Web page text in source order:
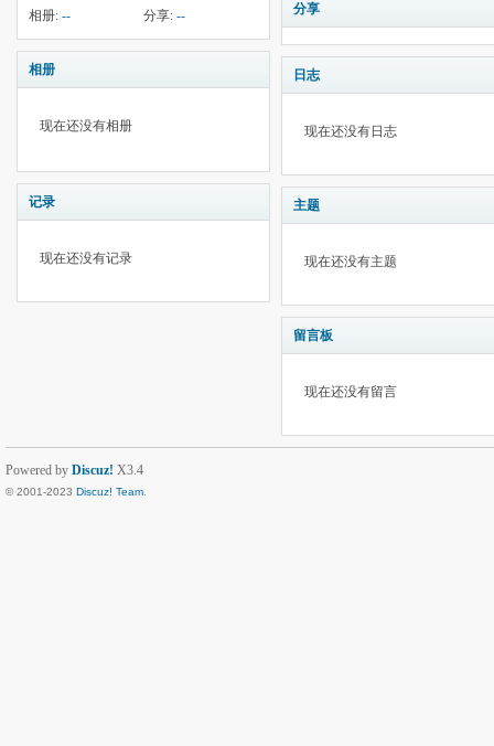
相册: -- 分享: --
相册
现在还没有相册
记录
现在还没有记录
分享
日志
现在还没有日志
主题
现在还没有主题
留言板
现在还没有留言
Powered by Discuz! X3.4
© 2001-2023 Discuz! Team